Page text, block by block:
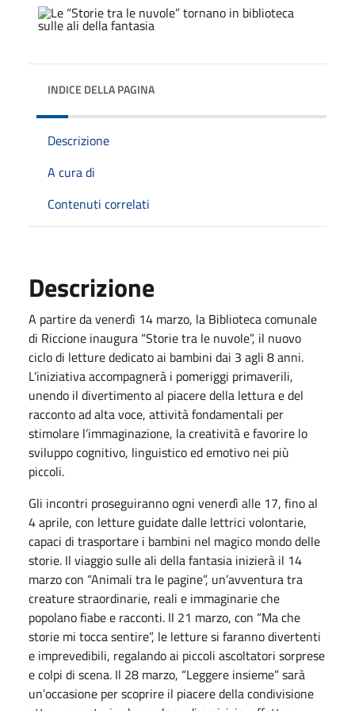
INDICE DELLA PAGINA
Descrizione
A cura di
Contenuti correlati
Descrizione
A partire da venerdì 14 marzo, la Biblioteca comunale
di Riccione inaugura “Storie tra le nuvole”, il nuovo
ciclo di letture dedicato ai bambini dai 3 agli 8 anni.
L’iniziativa accompagnerà i pomeriggi primaverili,
unendo il divertimento al piacere della lettura e del
racconto ad alta voce, attività fondamentali per
stimolare l’immaginazione, la creatività e favorire lo
sviluppo cognitivo, linguistico ed emotivo nei più
piccoli.
Gli incontri proseguiranno ogni venerdì alle 17, fino al
4 aprile, con letture guidate dalle lettrici volontarie,
capaci di trasportare i bambini nel magico mondo delle
storie. Il viaggio sulle ali della fantasia inizierà il 14
marzo con “Animali tra le pagine”, un’avventura tra
creature straordinarie, reali e immaginarie che
popolano fiabe e racconti. Il 21 marzo, con “Ma che
storie mi tocca sentire”, le letture si faranno divertenti
e imprevedibili, regalando ai piccoli ascoltatori sorprese
e colpi di scena. Il 28 marzo, “Leggere insieme” sarà
un’occasione per scoprire il piacere della condivisione